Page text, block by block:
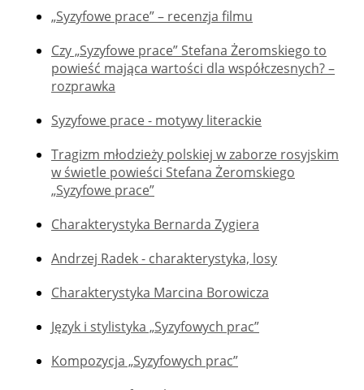
„Syzyfowe prace” – recenzja filmu
Czy „Syzyfowe prace” Stefana Żeromskiego to
powieść mająca wartości dla współczesnych? –
rozprawka
Syzyfowe prace - motywy literackie
Tragizm młodzieży polskiej w zaborze rosyjskim
w świetle powieści Stefana Żeromskiego
„Syzyfowe prace”
Charakterystyka Bernarda Zygiera
Andrzej Radek - charakterystyka, losy
Charakterystyka Marcina Borowicza
Język i stylistyka „Syzyfowych prac”
Kompozycja „Syzyfowych prac”